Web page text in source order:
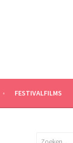
FESTIVALFILMS
Zoeken